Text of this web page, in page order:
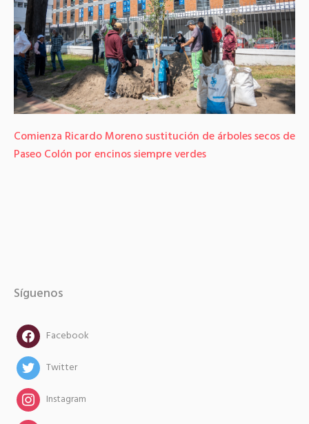
Comienza Ricardo Moreno sustitución de árboles secos de
Paseo Colón por encinos siempre verdes
Síguenos
facebookFacebook
twitterTwitter
instagramInstagram